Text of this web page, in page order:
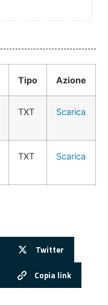
Tipo Azione
TXT Scarica
TXT Scarica
Twitter
Copia link